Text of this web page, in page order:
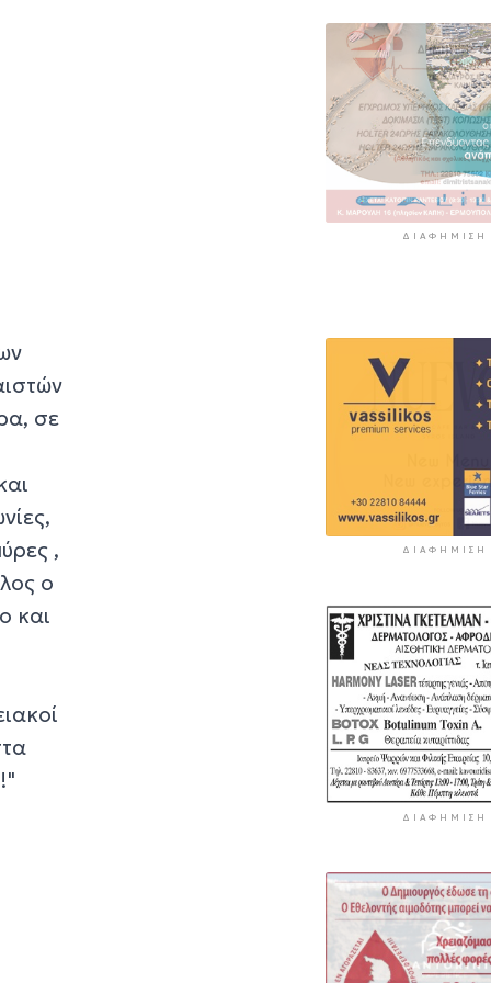
σε
,
ο
και
ΔΙΑΦΉΜΙΣΗ
ΔΙΑΦΉΜΙΣΗ
ΔΙΑΦΉΜΙΣΗ